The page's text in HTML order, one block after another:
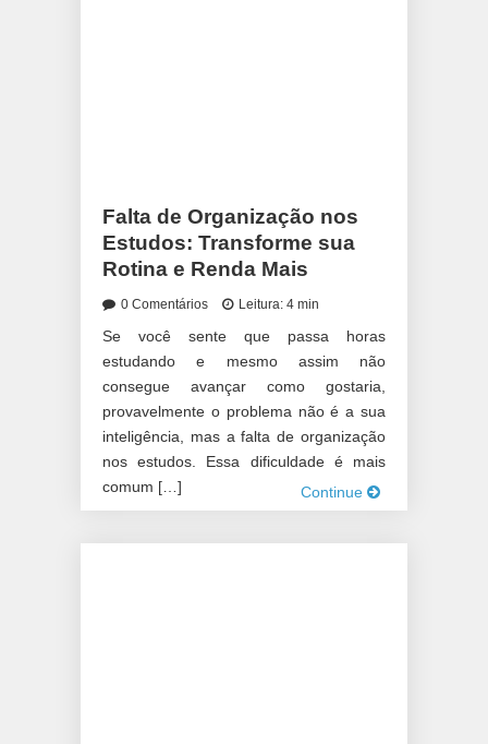
Falta de Organização nos
Estudos: Transforme sua
Rotina e Renda Mais
0 Comentários Leitura: 4 min
Se você sente que passa horas
estudando e mesmo assim não
consegue avançar como gostaria,
provavelmente o problema não é a sua
inteligência, mas a falta de organização
nos estudos. Essa dificuldade é mais
comum […]
Continue